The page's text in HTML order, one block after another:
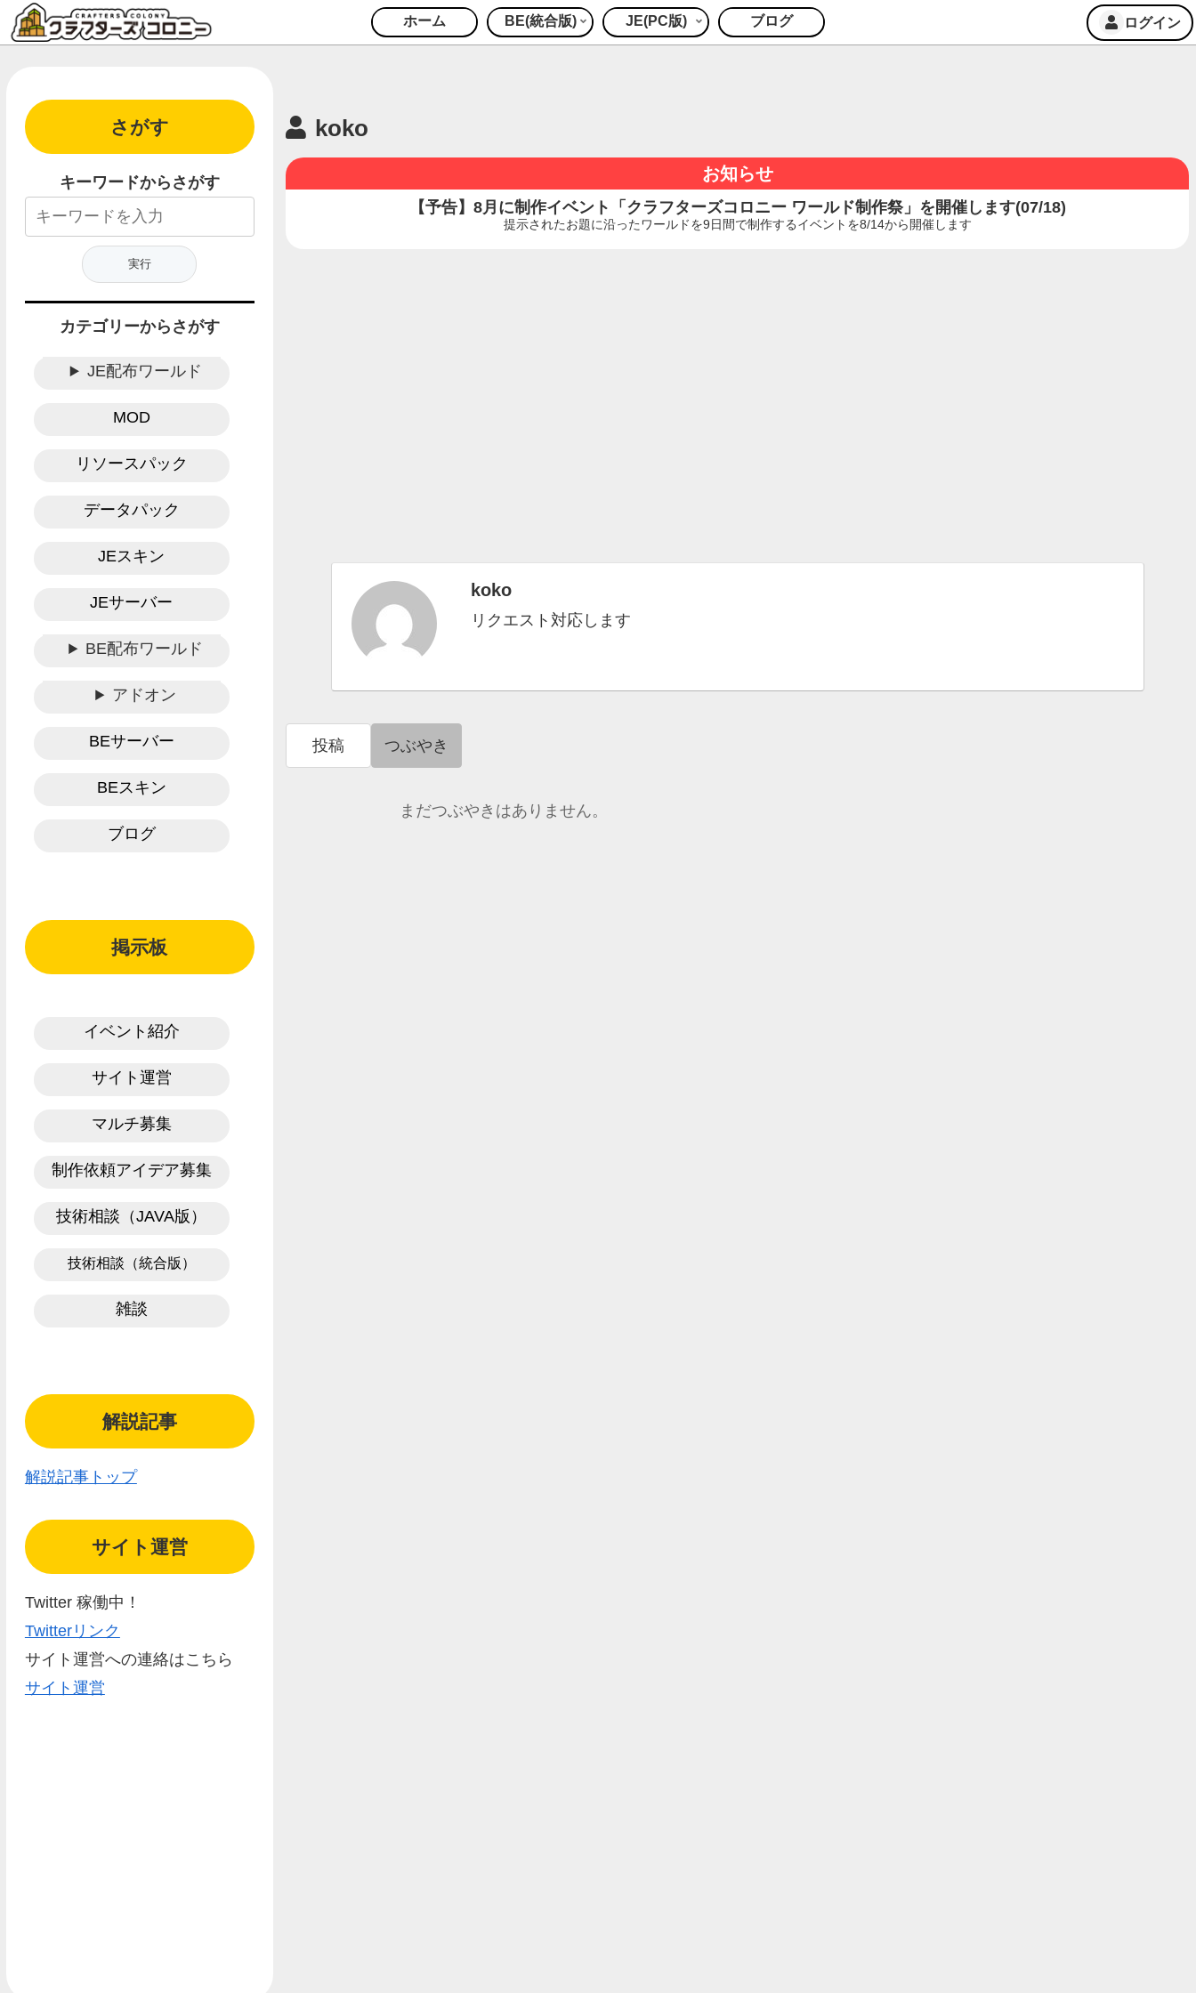
ホーム BE(統合版) JE(PC版) ブログ ログイン
koko
お知らせ
【予告】8月に制作イベント「クラフターズコロニー ワールド制作祭」を開催します(07/18)
提示されたお題に沿ったワールドを9日間で制作するイベントを8/14から開催します
koko
リクエスト対応します
投稿 つぶやき
まだつぶやきはありません。
さがす
キーワードからさがす
カテゴリーからさがす
JE配布ワールド
MOD
リソースパック
データパック
JEスキン
JEサーバー
BE配布ワールド
アドオン
BEサーバー
BEスキン
ブログ
掲示板
イベント紹介
サイト運営
マルチ募集
制作依頼アイデア募集
技術相談（JAVA版）
技術相談（統合版）
雑談
解説記事
解説記事トップ
サイト運営
Twitter 稼働中！
Twitterリンク
サイト運営への連絡はこちら
サイト運営